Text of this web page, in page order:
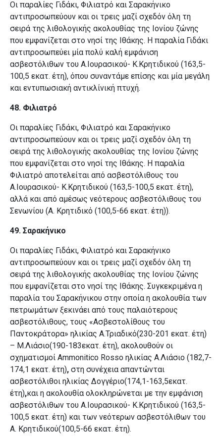
Οι παραλίες Γιδάκι, Φιλιατρό και Σαρακήνικο
αντιπροσωπεύουν και οι τρεις μαζί σχεδόν όλη τη
σειρά της λιθολογικής ακολουθίας της Ιονίου ζώνης
που εμφανίζεται στο νησί της Ιθάκης. H παραλία Γιδάκι
αντιπροσωπεύει μία πολύ καλή εμφάνιση
ασβεστόλιθων του Α.Ιουρασικού- Κ.Κρητιδικού (163,5-
100,5 εκατ. έτη), όπου συναντάμε επίσης και μία μεγάλη
και εντυπωσιακή αντικλίνική πτυχή.
48. Φιλιατρό
Οι παραλίες Γιδάκι, Φιλιατρό και Σαρακήνικο
αντιπροσωπεύουν και οι τρεις μαζί σχεδόν όλη τη
σειρά της λιθολογικής ακολουθίας της Ιονίου ζώνης
που εμφανίζεται στο νησί της Ιθάκης. H παραλία
Φιλιατρό αποτελείται από ασβεστόλιθους του
Α.Ιουρασικού- Κ.Κρητιδικού (163,5-100,5 εκατ. έτη),
αλλά και από αμέσως νεότερους ασβεστόλιθους του
Σενωνίου (Α. Κρητιδικό (100,5-66 εκατ. έτη)).
49. Σαρακήνικο
Οι παραλίες Γιδάκι, Φιλιατρό και Σαρακήνικο
αντιπροσωπεύουν και οι τρεις μαζί σχεδόν όλη τη
σειρά της λιθολογικής ακολουθίας της Ιονίου ζώνης
που εμφανίζεται στο νησί της Ιθάκης. Συγκεκριμένα η
παραλία του Σαρακήνικου στην οποία η ακολουθία των
πετρωμάτων ξεκινάει από τους παλαιότερους
ασβεστόλιθους, τους «Ασβεστολίθους του
Παντοκράτορα» ηλικίας Α.Τριαδικό(230-201 εκατ. έτη)
– Μ.Λιάσιο(190-183εκατ. έτη), ακολουθούν οι
σχηματισμοί Ammonitico Rosso ηλικίας Α.Λιάσιο (182,7-
174,1 εκατ. έτη), στη συνέχεια απαντώνται
ασβεστόλιθοι ηλικίας Δογγέριο(174,1-163,5εκατ.
έτη),και η ακολουθία ολοκληρώνεται με την εμφάνιση
ασβεστόλιθων του Α.Ιουρασικού- Κ.Κρητιδικού (163,5-
100,5 εκατ. έτη) και των νεότερων ασβεστόλιθων του
Α. Κρητιδικού(100,5-66 εκατ. έτη).